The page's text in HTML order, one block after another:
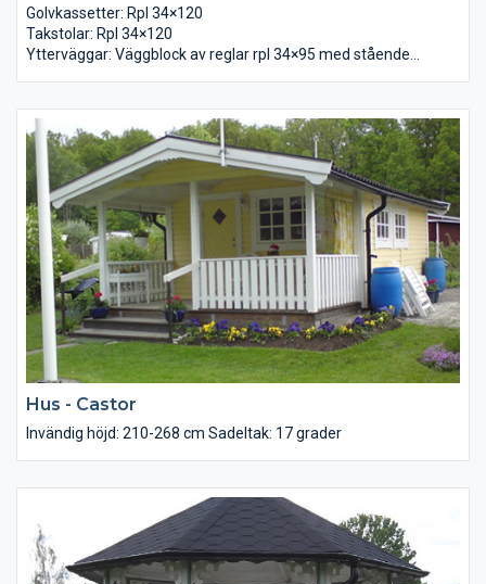
Golvkassetter: Rpl 34×120
Takstolar: Rpl 34×120
Ytterväggar: Väggblock av reglar rpl 34×95 med stående
Golv: Golvspån
Dörr: Förrådsdörr 8×19 med glas
Fönster: 2-glas 2st 12×10 och 2st 6×8
Hus - Castor
Invändig höjd: 210-268 cm Sadeltak: 17 grader